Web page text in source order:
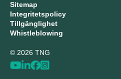
Sitemap
Integritetspolicy
Tillgänglighet
Whistleblowing
© 2026 TNG